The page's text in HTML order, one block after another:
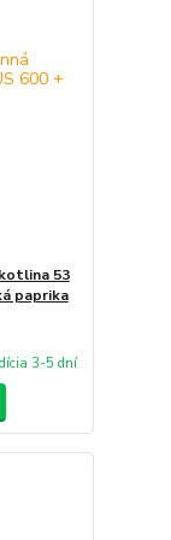
53
paprika
3-5 dní